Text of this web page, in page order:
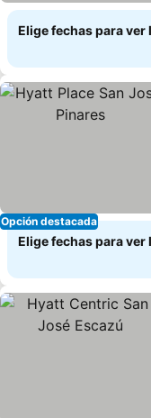
Elige fechas para
Opción destacada
Elige fechas para